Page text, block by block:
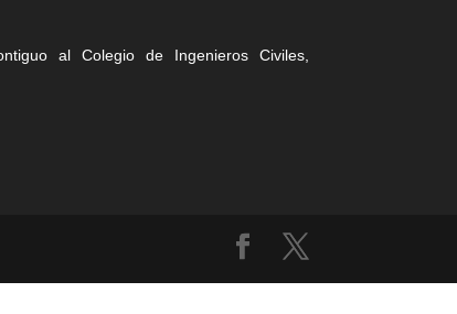
al Colegio de Ingenieros Civiles,